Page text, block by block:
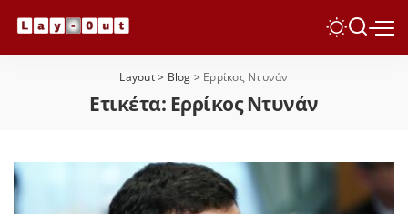
Layout> Blog > Ερρίκος Ντυνάν
Ετικέτα: Ερρίκος Ντυνάν